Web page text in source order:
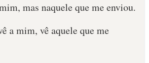
mas naquele que me enviou.
a mim, vê aquele que me